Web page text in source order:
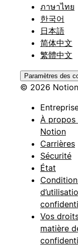
ภาษาไทย
한국어
日本語
简体中文
繁體中文
Paramètres des
© 2026
À propos
Notion
Carrières
Sécurité
État
Vos
matière